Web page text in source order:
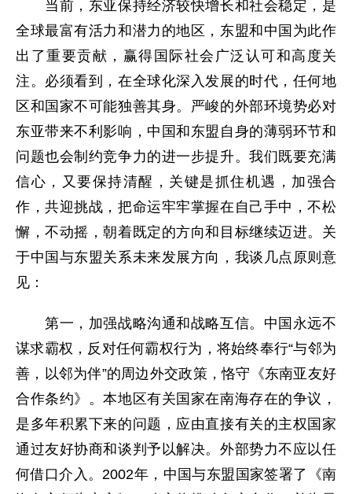
当前，东亚保持经济较快增长和社会稳定，是
全球最富有活力和潜力的地区，东盟和中国为此作
出了重要贡献，赢得国际社会广泛认可和高度关
注。必须看到，在全球化深入发展的时代，任何地
区和国家不可能独善其身。严峻的外部环境势必对
东亚带来不利影响，中国和东盟自身的薄弱环节和
问题也会制约竞争力的进一步提升。我们既要充满
信心，又要保持清醒，关键是抓住机遇，加强合
作，共迎挑战，把命运牢牢掌握在自己手中，不松
懈，不动摇，朝着既定的方向和目标继续迈进。关
于中国与东盟关系未来发展方向，我谈几点原则意
见：
第一，加强战略沟通和战略互信。中国永远不
谋求霸权，反对任何霸权行为，将始终奉行“与邻为
善，以邻为伴”的周边外交政策，恪守《东南亚友好
合作条约》。本地区有关国家在南海存在的争议，
是多年积累下来的问题，应由直接有关的主权国家
通过友好协商和谈判予以解决。外部势力不应以任
何借口介入。2002年，中国与东盟国家签署了《南